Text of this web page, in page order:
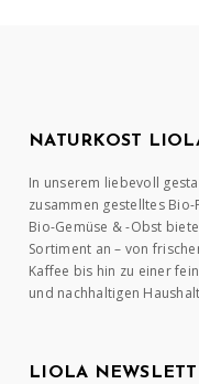
NATURKOST
In unserem liebevoll
zusammen gestelltes
Bio-Gemüse & -Obst
Sortiment an – von
Kaffee bis hin zu einer
und nachhaltigen
LIOLA